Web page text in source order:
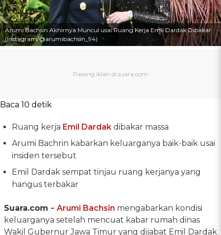
Arumi Bachsin Akhirnya Muncul usai Ruang Kerja Emil Dardak Dibakar
(Instagram/@arumibachsin_94)
Baca 10 detik
Ruang kerja Emil Dardak dibakar massa
Arumi Bachrin kabarkan keluarganya baik-baik usai
insiden tersebut
Emil Dardak sempat tinjau ruang kerjanya yang
hangus terbakar
Suara.com - Arumi Bachsin mengabarkan kondisi
keluarganya setelah mencuat kabar rumah dinas
Wakil Gubernur Jawa Timur yang dijabat Emil Dardak